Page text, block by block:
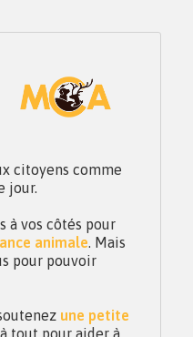
citoyens comme
jour.
à vos côtés pour
animale. Mais
pour pouvoir
une petite